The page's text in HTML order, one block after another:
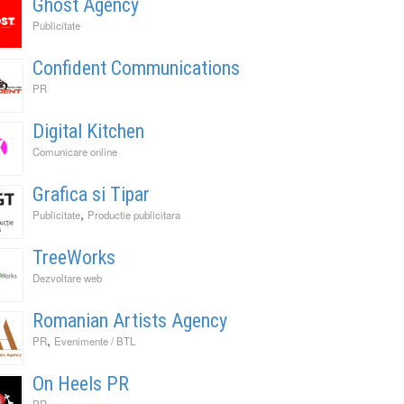
Ghost Agency
Publicitate
Confident Communications
PR
Digital Kitchen
Comunicare online
Grafica si Tipar
Publicitate, Productie publicitara
TreeWorks
Dezvoltare web
Romanian Artists Agency
PR, Evenimente / BTL
On Heels PR